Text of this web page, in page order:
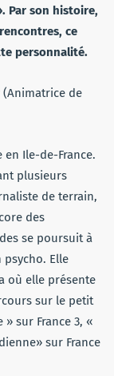
Par son histoire,
ce
personnalité.
(Animatrice de
Ile-de-France.
plusieurs
de terrain,
des
se poursuit à
psycho. Elle
où elle présente
sur le petit
sur France 3, «
sur France